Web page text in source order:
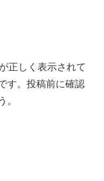
正しく表示されて
す。投稿前に確認
。